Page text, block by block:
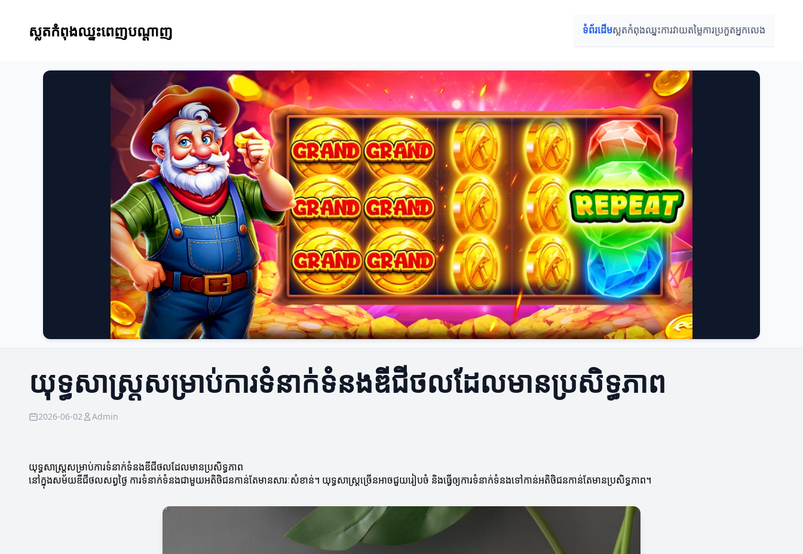
ស្លតកំពុងឈ្នះពេញបណ្តាញ ទំព័រដើមស្លតកំពុងឈ្នះការវាយតម្លៃការប្រកួតអ្នកលេង
យុទ្ធសាស្ត្រសម្រាប់ការទំនាក់ទំនងឌីជីថលដែលមានប្រសិទ្ធភាព
2026-06-02 Admin
យុទ្ធសាស្ត្រសម្រាប់ការទំនាក់ទំនងឌីជីថលដែលមានប្រសិទ្ធភាព
នៅក្នុងសម័យឌីជីថលសព្វថ្ងៃ ការទំនាក់ទំនងជាមួយអតិថិជនកាន់តែមានសារៈសំខាន់។ យុទ្ធសាស្ត្រច្រើនអាចជួយរៀបចំ និងធ្វើឲ្យការទំនាក់ទំនងទៅកាន់អតិថិជនកាន់តែមានប្រសិទ្ធភាព។